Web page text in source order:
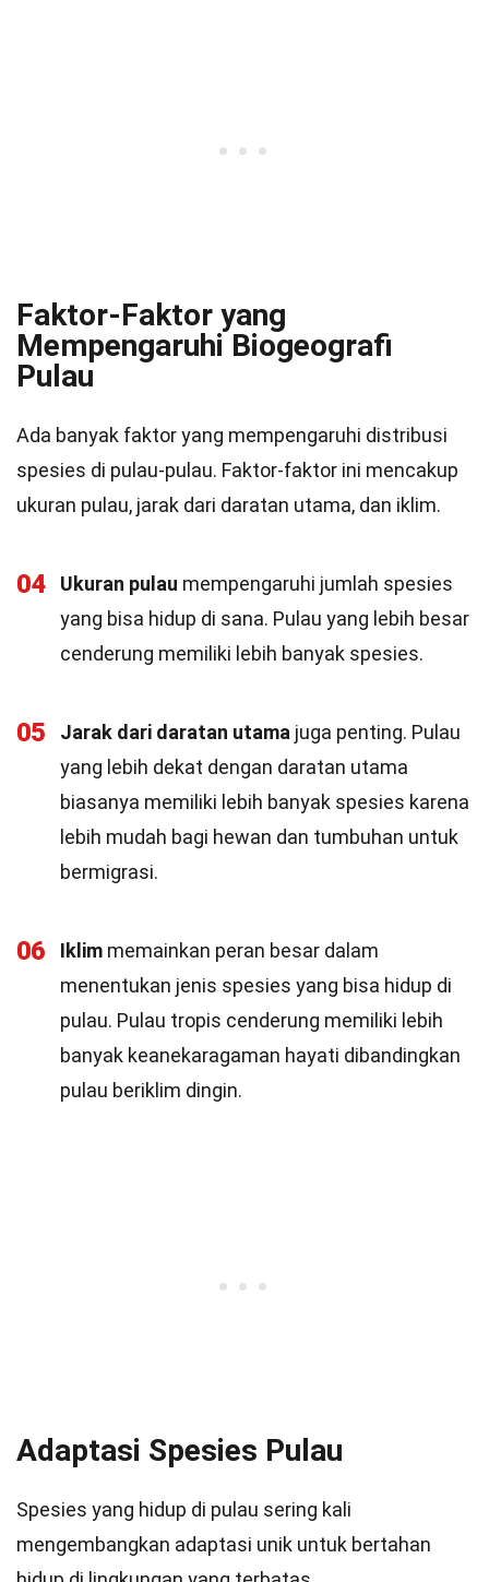
Faktor-Faktor yang
Mempengaruhi Biogeografi
Pulau
Ada banyak faktor yang mempengaruhi distribusi
spesies di pulau-pulau. Faktor-faktor ini mencakup
ukuran pulau, jarak dari daratan utama, dan iklim.
04 Ukuran pulau mempengaruhi jumlah spesies
yang bisa hidup di sana. Pulau yang lebih besar
cenderung memiliki lebih banyak spesies.
05 Jarak dari daratan utama juga penting. Pulau
yang lebih dekat dengan daratan utama
biasanya memiliki lebih banyak spesies karena
lebih mudah bagi hewan dan tumbuhan untuk
bermigrasi.
06 Iklim memainkan peran besar dalam
menentukan jenis spesies yang bisa hidup di
pulau. Pulau tropis cenderung memiliki lebih
banyak keanekaragaman hayati dibandingkan
pulau beriklim dingin.
Adaptasi Spesies Pulau
Spesies yang hidup di pulau sering kali
mengembangkan adaptasi unik untuk bertahan